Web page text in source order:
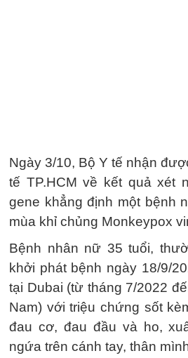
Ngày 3/10, Bộ Y tế nhận
tế TP.HCM về kết quả xét
gene khẳng định một bệnh
mùa khỉ chủng Monkeypox
Bệnh nhân nữ 35 tuổi,
khởi phát bệnh ngày 18/9/
tại Dubai (từ tháng 7/2022
Nam) với triệu chứng sốt
đau cơ, đau đầu và ho,
ngứa trên cánh tay, thân